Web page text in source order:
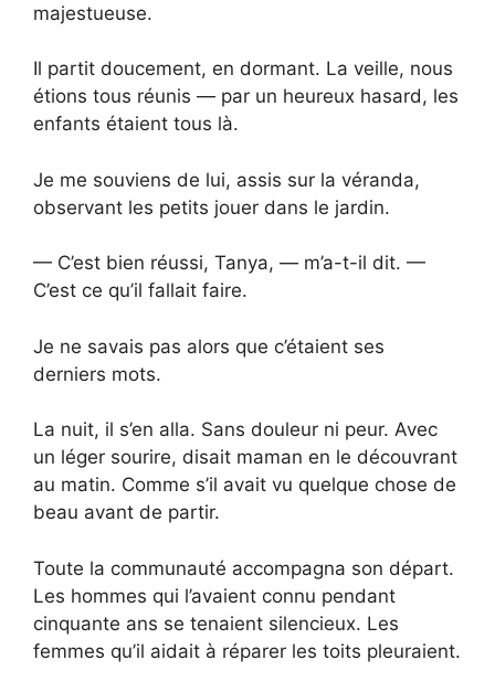
majestueuse.
Il partit doucement, en dormant. La veille, nous
étions tous réunis — par un heureux hasard, les
enfants étaient tous là.
Je me souviens de lui, assis sur la véranda,
observant les petits jouer dans le jardin.
— C’est bien réussi, Tanya, — m’a-t-il dit. —
C’est ce qu’il fallait faire.
Je ne savais pas alors que c’étaient ses
derniers mots.
La nuit, il s’en alla. Sans douleur ni peur. Avec
un léger sourire, disait maman en le découvrant
au matin. Comme s’il avait vu quelque chose de
beau avant de partir.
Toute la communauté accompagna son départ.
Les hommes qui l’avaient connu pendant
cinquante ans se tenaient silencieux. Les
femmes qu’il aidait à réparer les toits pleuraient.